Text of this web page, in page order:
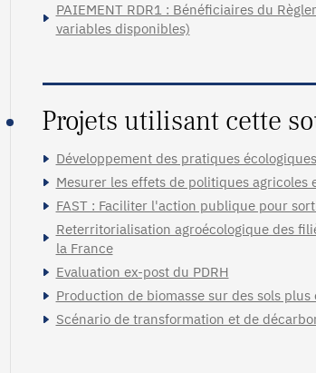
PAIEMENT RDR1 : Bénéficiaires du
variables disponibles)
Projets utilisant cette
Développement des pratiques
Mesurer les effets de politiques
FAST : Faciliter l'action publique pour
Reterritorialisation agroécologique des
la France
Evaluation ex-post du PDRH
Production de biomasse sur des sols
Scénario de transformation et de